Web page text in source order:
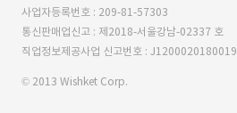
사업자등록번호 : 209-81-57303
통신판매업신고 : 제2018-서울강남-02337 호
직업정보제공사업 신고번호 : J1200020180019
© 2013 Wishket Corp.